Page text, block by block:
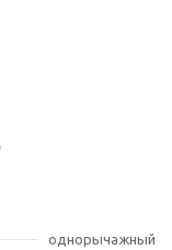
однорычажный